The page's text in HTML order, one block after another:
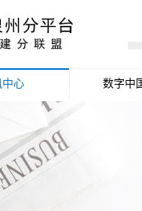
中心
信息
告
数字中